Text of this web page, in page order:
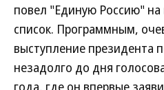
повел "Единую Россию"
список. Программным,
выступление президента
незадолго до дня
года, где он впервые